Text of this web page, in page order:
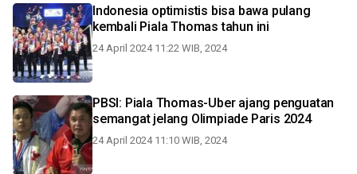
Indonesia optimistis bisa bawa pulang
kembali Piala Thomas tahun ini
24 April 2024 11:22 WIB, 2024
PBSI: Piala Thomas-Uber ajang penguatan
semangat jelang Olimpiade Paris 2024
24 April 2024 11:10 WIB, 2024